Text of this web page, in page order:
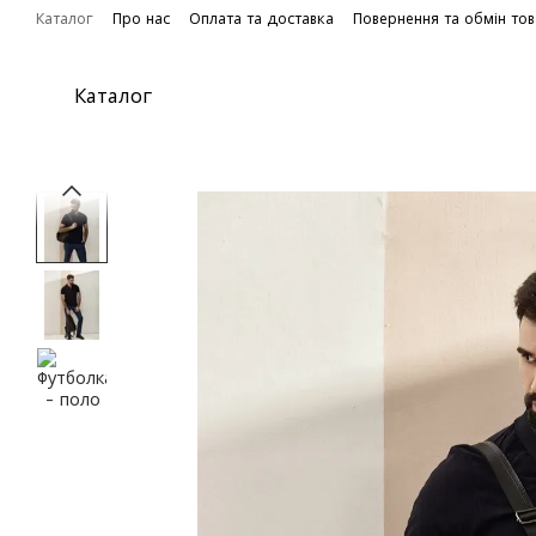
Перейти до основного контенту
Каталог Про нас Оплата та доставка Повернення та обмін
Каталог